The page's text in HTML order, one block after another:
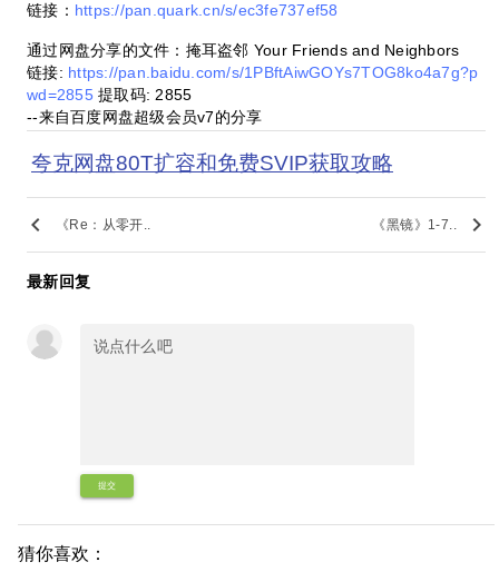
链接： https://pan.quark.cn/s/ec3fe737ef58
通过网盘分享的文件：掩耳盗邻 Your Friends and Neighbors
链接: https://pan.baidu.com/s/1PBftAiwGOYs7TOG8ko4a7g?p
wd=2855提取码: 2855
--来自百度网盘超级会员v7的分享
夸克网盘80T扩容和免费SVIP获取攻略
keyboard_arrow_left 《Re：从零开.. 《黑镜》1-7.. keyboard_arrow_right
最新回复
提交
猜你喜欢：